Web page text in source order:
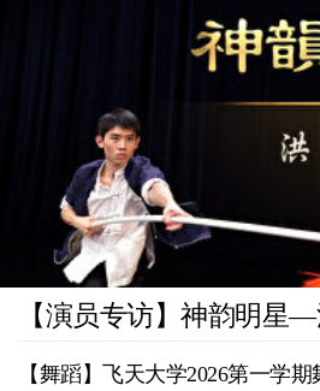
【演员专访】神韵明星
【舞蹈】飞天大学2026第一学期